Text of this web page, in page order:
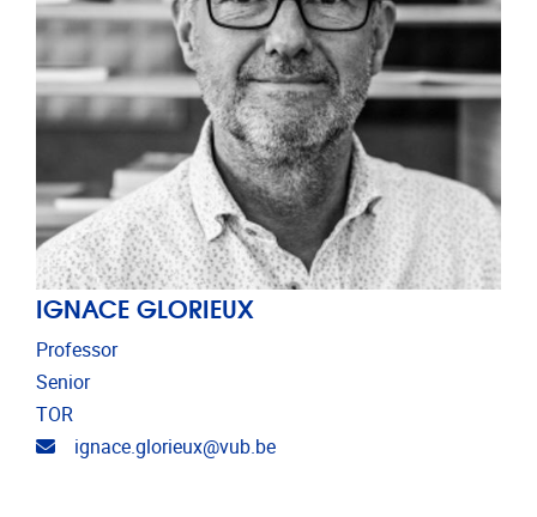
IGNACE GLORIEUX
Professor
Senior
TOR
Email address
ignace.glorieux@vub.be